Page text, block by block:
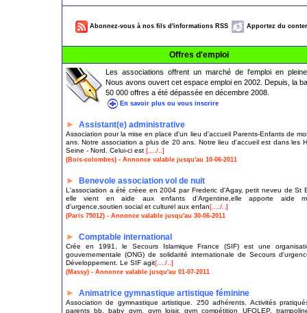
Abonnez-vous à nos fils d'informations RSS Apportez du
Offres d'emploi
Les associations offrent un marché de l'emploi en
Nous avons ouvert cet espace emploi en 2002. Depuis, la
50 000 offres a été dépassée en décembre 2008.
En savoir plus ou vous inscrire
► Assistant(e) administrative
Association pour la mise en place d'un lieu d'accueil Parents-Enfants de
ans. Notre association a plus de 20 ans. Notre lieu d'accueil est dans les
Seine - Nord. Celui-ci est [..../..]
(Bois-colombes) - Annonce valable jusqu'au 10-06-2011
► Benevole association vol de nuit
L'association a été créee en 2004 par Frederic d'Agay, petit neveu de St
elle vient en aide aux enfants d'Argentine,elle apporte aide
d'urgence,soutien social et culturel aux enfan[..../..]
(Paris 75012) - Annonce valable jusqu'au 30-06-2011
► Comptable international
Crée en 1991, le Secours Islamique France (SIF) est une
gouvernementale (ONG) de solidarité internationale de Secours
Développement. Le SIF agit[..../..]
(Massy) - Annonce valable jusqu'au 01-07-2011
► Animatrice gymnastique artistique féminine
Association de gymnastique artistique. 250 adhérents. Activités
parents bb, baby gym, gym loisir, gym compétition UFOLEP,